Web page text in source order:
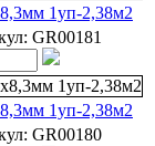
1уп-2,38м2
GR00181
1уп-2,38м2
GR00180